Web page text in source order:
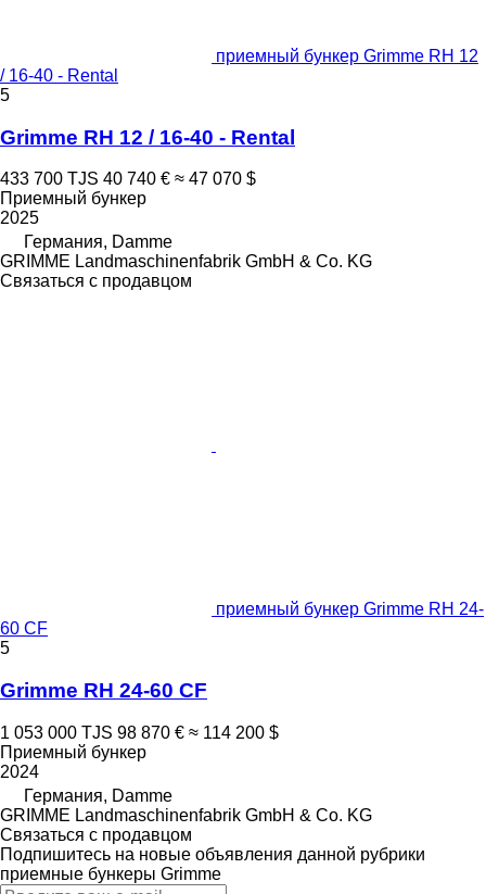
приемный бункер Grimme RH 12
/ 16-40 - Rental
5
Grimme RH 12 / 16-40 - Rental
433 700 TJS 40 740 € ≈ 47 070 $
Приемный бункер
2025
Германия, Damme
GRIMME Landmaschinenfabrik GmbH & Co. KG
Связаться с продавцом
приемный бункер Grimme RH 24-
60 CF
5
Grimme RH 24-60 CF
1 053 000 TJS 98 870 € ≈ 114 200 $
Приемный бункер
2024
Германия, Damme
GRIMME Landmaschinenfabrik GmbH & Co. KG
Связаться с продавцом
Подпишитесь на новые объявления данной рубрики
приемные бункеры Grimme